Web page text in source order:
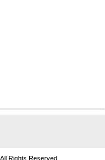
Rights Reserved.